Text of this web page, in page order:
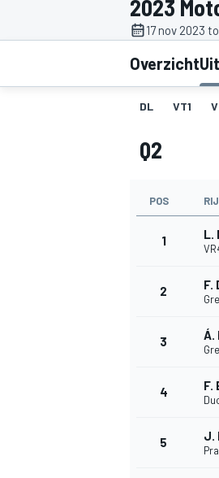
2023
17 nov 2023
Overzicht
DL VT1
Q2
POS
1 L.
2 F.
3 Á.
4 F.
5 J.